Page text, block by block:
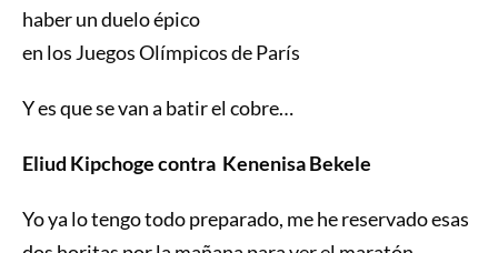
sabes!
haber un duelo épico
en los Juegos Olímpicos de París
Y es que se van a batir el cobre…
Eliud Kipchoge contra Kenenisa Bekele
Yo ya lo tengo todo preparado, me he reservado esas